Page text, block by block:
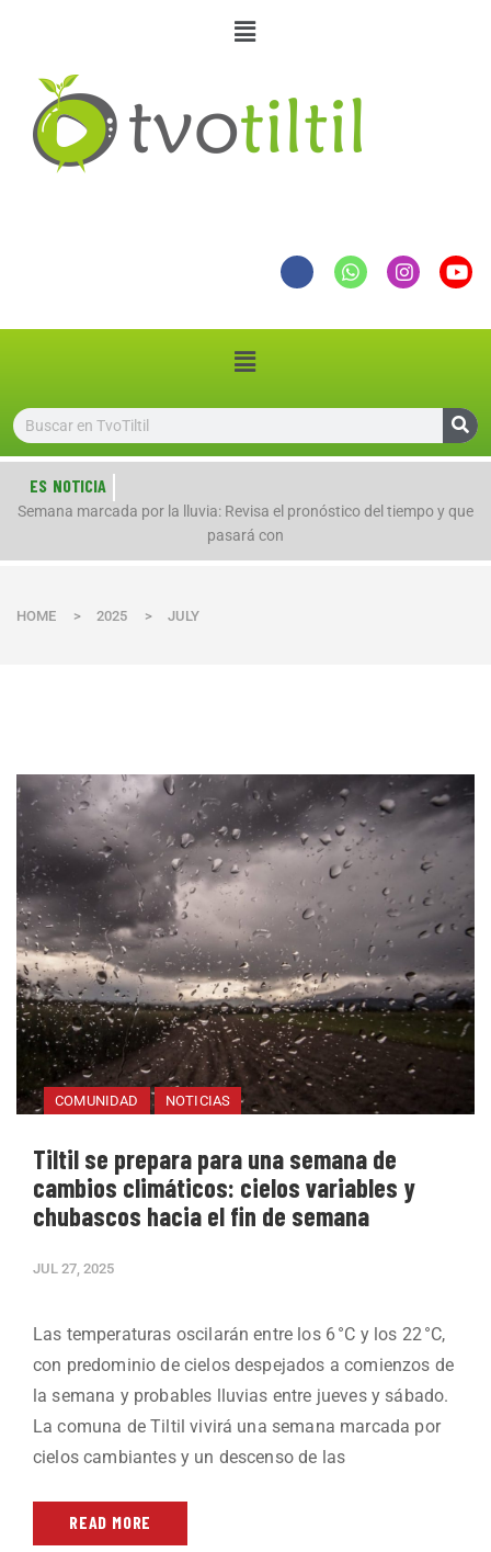
ES NOTICIA
Semana marcada por la lluvia: Revisa el pronóstico del tiempo y que
pasará con
Evacúan preventivamente a familias por aumento del caudal del río
Polpaico ant
HOME > 2025 > JULY
COMUNIDAD NOTICIAS
Tiltil se prepara para una semana de
cambios climáticos: cielos variables y
chubascos hacia el fin de semana
JUL 27, 2025
Las temperaturas oscilarán entre los 6 °C y los 22 °C,
con predominio de cielos despejados a comienzos de
la semana y probables lluvias entre jueves y sábado.
La comuna de Tiltil vivirá una semana marcada por
cielos cambiantes y un descenso de las
READ MORE